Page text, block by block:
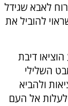
לאבא שגידל
להוביל את
דיבת
השלילי
ולהביא
לעלות אל העם